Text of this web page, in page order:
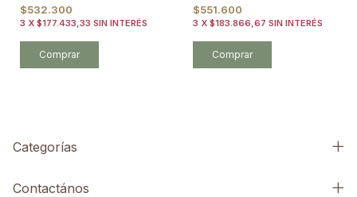
$532.300
3 X $177.433,33 SIN INTERÉS
$551.600
3 X $183.866,67 SIN INTERÉS
Categorías
Contactános